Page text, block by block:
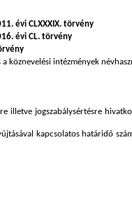
évi CLXXXIX. törvény
évi CL. törvény
köznevelési intézmények
illetve jogszabálysértésre
kapcsolatos határidő